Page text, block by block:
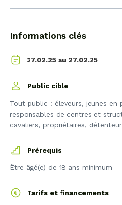
Informations clés
27.02.25 au 27.02.25
Public cible
Tout public : éleveurs, jeunes en
responsables de centres et
cavaliers, propriétaires,
Prérequis
Être âgé(e) de 18 ans minimum
Tarifs et financements